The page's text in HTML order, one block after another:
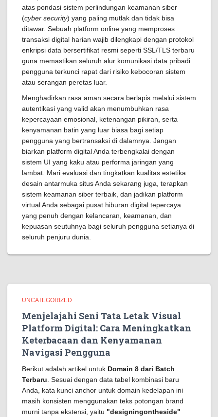
atas pondasi sistem perlindungan keamanan siber
(cyber security) yang paling mutlak dan tidak bisa
ditawar. Sebuah platform online yang memproses
transaksi digital harian wajib dilengkapi dengan protokol
enkripsi data bersertifikat resmi seperti SSL/TLS terbaru
guna memastikan seluruh alur komunikasi data pribadi
pengguna terkunci rapat dari risiko kebocoran sistem
atau serangan peretas luar.
Menghadirkan rasa aman secara berlapis melalui sistem
autentikasi yang valid akan menumbuhkan rasa
kepercayaan emosional, ketenangan pikiran, serta
kenyamanan batin yang luar biasa bagi setiap
pengguna yang bertransaksi di dalamnya. Jangan
biarkan platform digital Anda terbengkalai dengan
sistem UI yang kaku atau performa jaringan yang
lambat. Mari evaluasi dan tingkatkan kualitas estetika
desain antarmuka situs Anda sekarang juga, terapkan
sistem keamanan siber terbaik, dan jadikan platform
virtual Anda sebagai pusat hiburan digital tepercaya
yang penuh dengan kelancaran, keamanan, dan
kepuasan seutuhnya bagi seluruh pengguna setianya di
seluruh penjuru dunia.
UNCATEGORIZED
Menjelajahi Seni Tata Letak Visual
Platform Digital: Cara Meningkatkan
Keterbacaan dan Kenyamanan
Navigasi Pengguna
Berikut adalah artikel untuk Domain 8 dari Batch
Terbaru . Sesuai dengan data tabel kombinasi baru
Anda, kata kunci anchor untuk domain kedelapan ini
masih konsisten menggunakan teks potongan brand
murni tanpa ekstensi, yaitu "designingontheside"